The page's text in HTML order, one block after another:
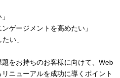
ゲージメントを高めたい」
い」
をお持ちのお客様に向けて、Web
ニューアルを成功に導くポイント